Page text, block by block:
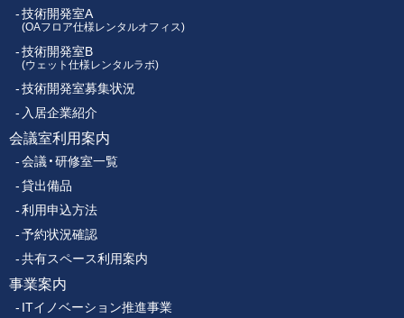
ー
メ
ニ
ュ
ー
技術開発室A
(OAフロア仕様レンタルオフィス)
技術開発室B
(ウェット仕様レンタルラボ)
技術開発室募集状況
入居企業紹介
会議室利用案内
会議・研修室一覧
貸出備品
利用申込方法
予約状況確認
共有スペース利用案内
事業案内
ITイノベーション推進事業